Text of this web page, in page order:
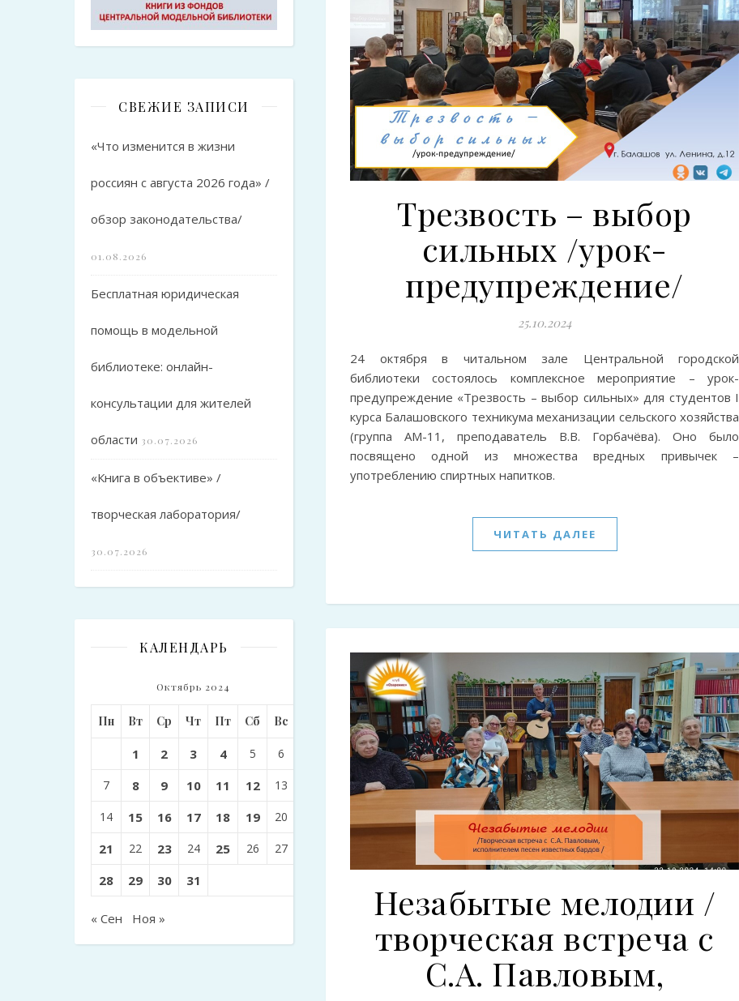
СВЕЖИЕ ЗАПИСИ
«Что изменится в жизни
россиян с августа 2026 года» /
обзор законодательства/
01.08.2026
Бесплатная юридическая
помощь в модельной
библиотеке: онлайн-
консультации для жителей
области 30.07.2026
«Книга в объективе» /
творческая лаборатория/
30.07.2026
КАЛЕНДАРЬ
Октябрь 2024
Пн Вт Ср Чт Пт Сб Вс
1 2 3 4 5 6
7 8 9 10 11 12 13
14 15 16 17 18 19 20
21 22 23 24 25 26 27
28 29 30 31
« Сен Ноя »
Трезвость – выбор
сильных /урок-
предупреждение/
25.10.2024
24 октября в читальном зале Центральной городской
библиотеки состоялось комплексное мероприятие – урок-
предупреждение «Трезвость – выбор сильных» для студентов I
курса Балашовского техникума механизации сельского хозяйства
(группа АМ-11, преподаватель В.В. Горбачёва). Оно было
посвящено одной из множества вредных привычек –
употреблению спиртных напитков.
ЧИТАТЬ ДАЛЕЕ
Незабытые мелодии /
творческая встреча с
С.А. Павловым,